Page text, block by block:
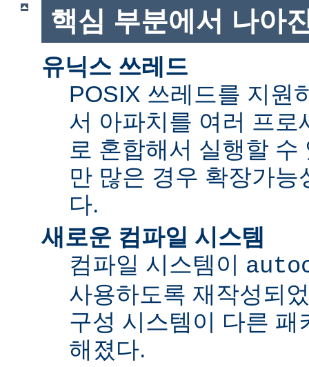
핵심 부분에서 나아
유닉스 쓰레드
POSIX 쓰레드를 지원
서 아파치를 여러 프로
로 혼합해서 실행할
만 많은 경우 확장가
다.
새로운 컴파일 시스템
컴파일 시스템이
사용하도록 재작성되
구성 시스템이 다른 패
해졌다.